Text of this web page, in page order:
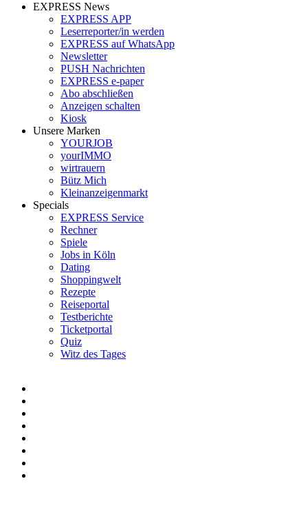
EXPRESS News
EXPRESS APP
Leserreporter/in werden
EXPRESS auf WhatsApp
Newsletter
PUSH Nachrichten
EXPRESS e-paper
Abo abschließen
Anzeigen schalten
Kiosk
Unsere Marken
YOURJOB
yourIMMO
wirtrauern
Bütz Mich
Kleinanzeigenmarkt
Specials
EXPRESS Service
Rechner
Spiele
Jobs in Köln
Dating
Shoppingwelt
Rezepte
Reiseportal
Testberichte
Ticketportal
Quiz
Witz des Tages